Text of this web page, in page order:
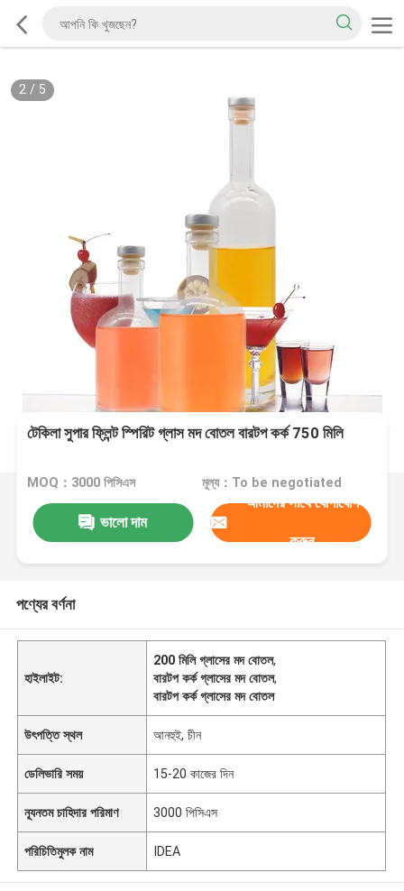
2/ 5
টেকিলা সুপার ফ্লিন্ট স্পিরিট গ্লাস মদ বোতল বারটপ কর্ক 750 মিলি
MOQ：3000 পিসিএস মূল্য：To be negotiated
ভালো দাম
আমাদের সাথে যোগাযোগ
করুন
পণ্যের বর্ণনা
হাইলাইট:
200 মিলি গ্লাসের মদ বোতল,
বারটপ কর্ক গ্লাসের মদ বোতল,
বারটপ কর্ক গ্লাসের মদ বোতল
উৎপত্তি স্থল আনহুই, চীন
ডেলিভারি সময় 15-20 কাজের দিন
ন্যূনতম চাহিদার পরিমাণ 3000 পিসিএস
পরিচিতিমুলক নাম IDEA